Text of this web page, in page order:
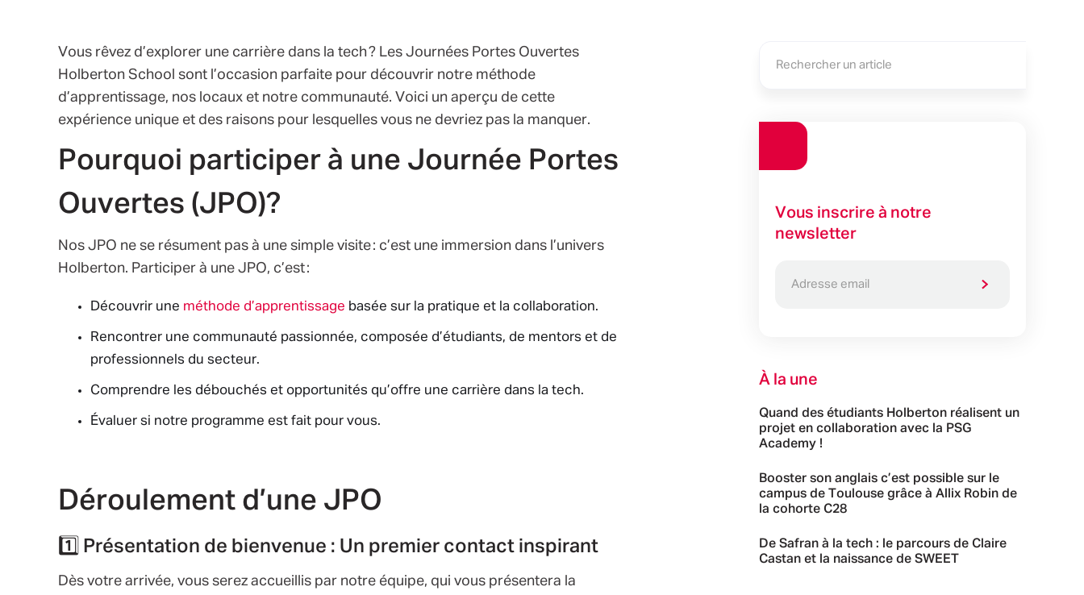
Vous rêvez d’explorer une carrière dans la tech ? Les Journées Portes Ouvertes
Holberton School sont l’occasion parfaite pour découvrir notre méthode
d’apprentissage, nos locaux et notre communauté. Voici un aperçu de cette
expérience unique et des raisons pour lesquelles vous ne devriez pas la manquer.
Pourquoi participer à une Journée Portes
Ouvertes (JPO)?
Nos JPO ne se résument pas à une simple visite : c’est une immersion dans l’univers
Holberton. Participer à une JPO, c’est :
Découvrir une méthode d’apprentissage basée sur la pratique et la collaboration.
Rencontrer une communauté passionnée, composée d’étudiants, de mentors et de
professionnels du secteur.
Comprendre les débouchés et opportunités qu’offre une carrière dans la tech.
Évaluer si notre programme est fait pour vous.
Déroulement d’une JPO
1️⃣ Présentation de bienvenue : Un premier contact inspirant
Dès votre arrivée, vous serez accueillis par notre équipe, qui vous présentera la
Vous inscrire à notre
newsletter
À la une
Quand des étudiants Holberton réalisent un
projet en collaboration avec la PSG
Academy !
Booster son anglais c’est possible sur le
campus de Toulouse grâce à Allix Robin de
la cohorte C28
De Safran à la tech : le parcours de Claire
Castan et la naissance de SWEET